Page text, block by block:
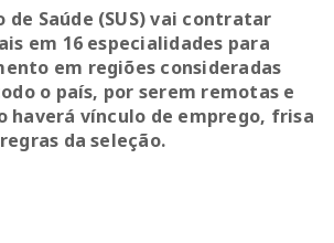
de Saúde (SUS) vai contratar
em 16 especialidades para
em regiões consideradas
o país, por serem remotas e
haverá vínculo de emprego, frisa
da seleção.